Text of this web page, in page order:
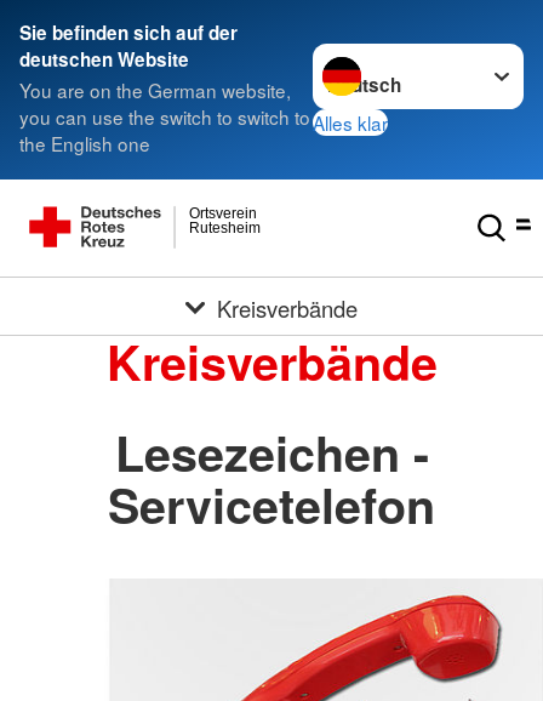
Sie befinden sich auf der
deutschen Website
You are on the German website,
you can use the switch to switch to
the English one
Sprache wechseln zu
Alles klar
Rutesheim
Ortsverein
Kreisverbände
Kreisverbände
Lesezeichen -
Servicetelefon